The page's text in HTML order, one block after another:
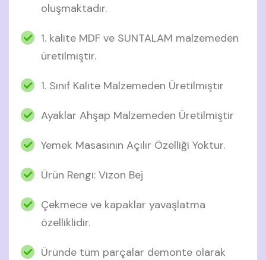
oluşmaktadır.
1. kalite MDF ve SUNTALAM malzemeden
üretilmiştir.
1. Sınıf Kalite Malzemeden Üretilmiştir
Ayaklar Ahşap Malzemeden Üretilmiştir
Yemek Masasının Açılır Özelliği Yoktur.
Ürün Rengi: Vizon Bej
Çekmece ve kapaklar yavaşlatma
özelliklidir.
Üründe tüm parçalar demonte olarak